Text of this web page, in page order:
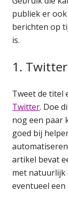
publiek er
berichten op
is.
1. Twitter
Tweet de titel
Twitter. Doe
nog een paar
goed bij
artikel bevat
met natuurlijk
eventueel